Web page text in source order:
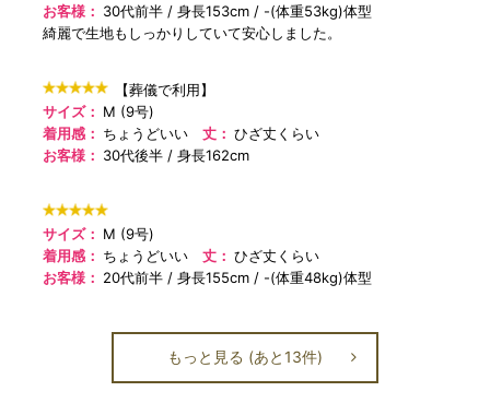
お客様： 30代前半 身長153cm
-(体重53kg)体型
綺麗で生地もしっかりしていて安心しました。
【葬儀で利用】
サイズ： M (9号)
着用感： ちょうどいい 丈：ひざ丈くらい
お客様： 30代後半 身長162cm
サイズ： M (9号)
着用感： ちょうどいい 丈：ひざ丈くらい
お客様： 20代前半 身長155cm -(体重48kg)体型
もっと見る (あと13件)